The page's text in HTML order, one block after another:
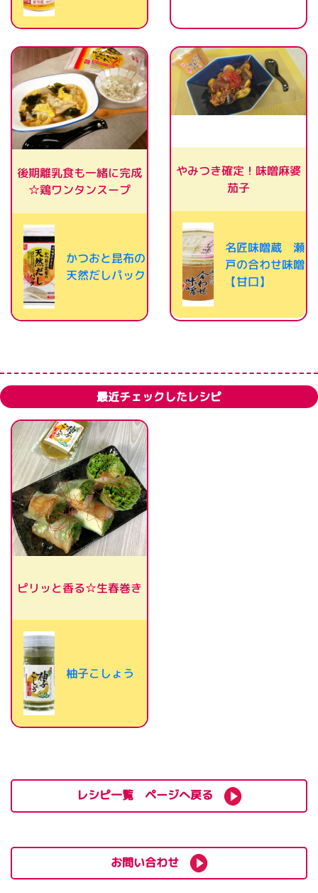
後期離乳食も一緒に完成
☆鶏ワンタンスープ
かつおと昆布の
天然だしパック
やみつき確定！味噌麻婆
茄子
名匠味噌蔵 瀬
戸の合わせ味噌
【甘口】
最近チェックしたレシピ
ピリッと香る☆生春巻き
柚子こしょう
レシピ一覧 ページへ戻る
お問い合わせ